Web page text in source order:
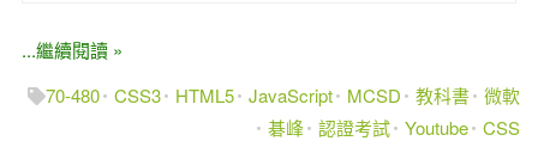
...繼續閱讀 »
70-480 CSS3 HTML5 JavaScript MCSD 教科書 微軟
碁峰 認證考試 Youtube CSS